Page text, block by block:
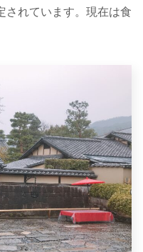
されています。現在は食